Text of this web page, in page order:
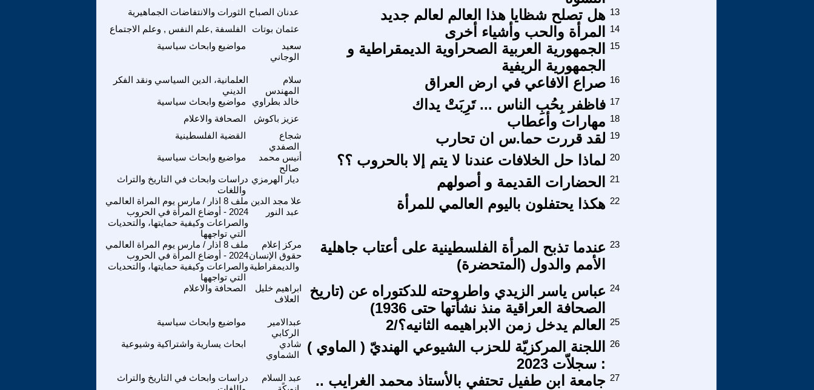
الثورات والانتفاضات الجماهيرية عدنان الصباح هل تصلح شظايا هذا العالم لعالم جديد 13
الفلسفة ,علم النفس , وعلم الاجتماع
عثمان بوتات المرأة والحب وأشياء أخرى
14
مواضيع وابحاث سياسية
سعيد
الوجاني
الجمهورية العربية الصحراوية الديمقراطية و
الجمهورية الريفية
15
العلمانية، الدين السياسي ونقد الفكر
الديني
سلام
المهندس
صراع الافاعي في ارض العراق 16
مواضيع وابحاث سياسية خالد بطراوي فاظفر بِحُبِ الناس ... تَرِبَتْ يداك 17
الصحافة والاعلام
عزيز باكوش مهارات وأعطاب 18
القضية الفلسطينية
شجاع
الصفدي
لقد قررت حما.س ان تحارب 19
مواضيع وابحاث سياسية
أنيس محمد
صالح
لماذا حل الخلافات عندنا لا يتم إلا بالحروب ؟؟ 20
دراسات وابحاث في التاريخ والتراث
واللغات
ديار الهرمزي الحضارات القديمة و أصولهم 21
ملف 8 اذار / مارس يوم المراة العالمي
2024 - أوضاع المرأة في الحروب
والصراعات وكيفية حمايتها، والتحديات
التي تواجهها
علا مجد الدين
عبد النور
هكذا يحتفلون باليوم العالمي للمرأة 22
ملف 8 اذار / مارس يوم المراة العالمي
2024 - أوضاع المرأة في الحروب
والصراعات وكيفية حمايتها، والتحديات
التي تواجهها
مركز إعلام
حقوق الإنسان
والديمقراطية
عندما تذبح المرأة الفلسطينية على أعتاب جاهلية
الأمم والدول (المتحضرة)
23
الصحافة والاعلام
ابراهيم خليل
العلاف
عباس ياسر الزيدي واطروحته للدكتوراه عن (تاريخ
الصحافة العراقية منذ نشأتها حتى 1936)
24
مواضيع وابحاث سياسية
عبدالامير
الركابي
العالم يدخل زمن الابراهيمه الثانيه؟/2 25
ابحاث يسارية واشتراكية وشيوعية
شادي
الشماوي
اللجنة المركزيّة للحزب الشيوعي الهنديّ ( الماوي )
: سجلاّت 2023
26
دراسات وابحاث في التاريخ والتراث
عبد السلام
جامعة ابن طفيل تحتفي بالأستاذ محمد الغرايب .. 27